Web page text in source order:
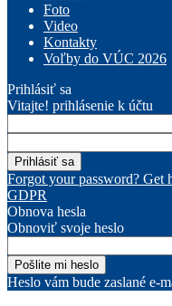
Foto
Video
Kontakty
Voľby do VÚC 2026
Prihlásiť sa
Vitajte! prihlásenie k účtu
Forgot your password? Get
GDPR
Obnova hesla
Obnoviť svoje heslo
Heslo vám bude zaslané e-